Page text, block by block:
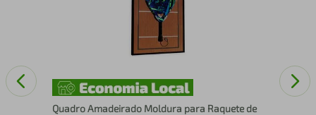
Quadro Amadeirado Moldura para Raquete de